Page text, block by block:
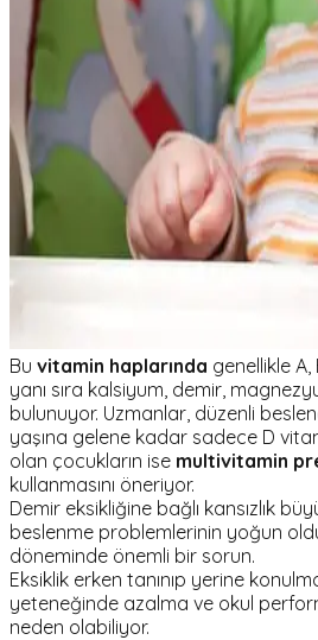
Bu vitamin haplarında genellikle
yanı sıra kalsiyum, demir,
bulunuyor. Uzmanlar, düzenli
yaşına gelene kadar sadece D
olan çocukların ise multivitamin
kullanmasını öneriyor.
Demir eksikliğine bağlı kansızlık
beslenme problemlerinin yoğun
döneminde önemli bir sorun.
Eksiklik erken tanınıp yerine
yeteneğinde azalma ve okul
neden olabiliyor.